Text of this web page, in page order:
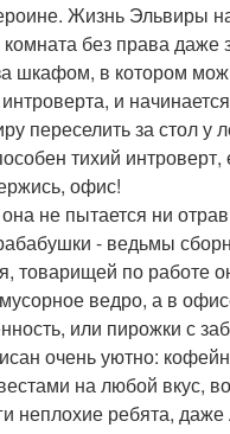
Жизнь Эльвиры
без права даже
шкафом, в котором
и
переселить за стол у
тихий
офис!
не пытается ни
- ведьмы
товарищей по работе
ведро, а в
или пирожки с
очень уютно:
на любой вкус,
неплохие ребята, даже